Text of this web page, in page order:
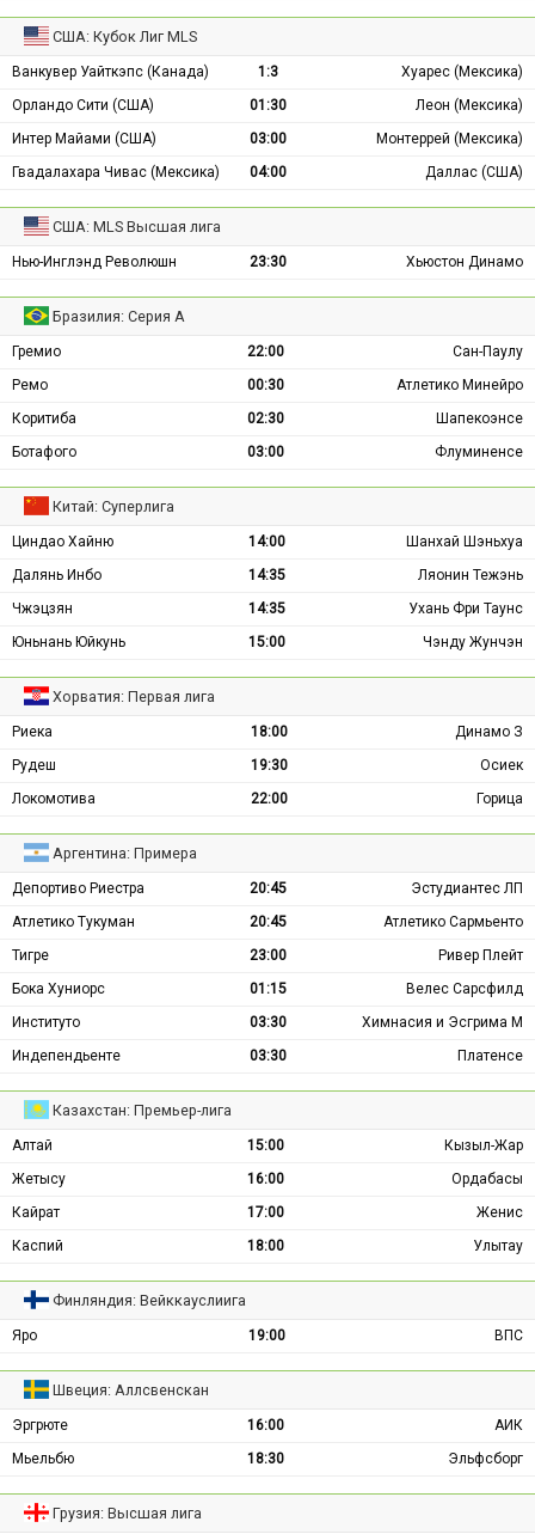
США: Кубок Лиг MLS
Ванкувер Уайткэпс (Канада) 1:3
Хуарес (Мексика)
Орландо Сити (США)
01:30
Леон (Мексика)
Интер Майами (США)
03:00
Монтеррей (Мексика)
Гвадалахара Чивас (Мексика)
04:00 Даллас (США)
США: MLS Высшая лига
Нью-Инглэнд Революшн 23:30 Хьюстон Динамо
Бразилия: Серия А
Гремио 22:00
Сан-Паулу
Ремо
00:30
Атлетико Минейро
Коритиба
02:30
Шапекоэнсе
Ботафого
03:00 Флуминенсе
Китай: Суперлига
Циндао Хайню 14:00
Шанхай Шэньхуа
Далянь Инбо
14:35
Ляонин Тежэнь
Чжэцзян
14:35
Ухань Фри Таунс
Юньнань Юйкунь
15:00 Чэнду Жунчэн
Хорватия: Первая лига
Риека 18:00
Динамо З
Рудеш
19:30
Осиек
Локомотива
22:00 Горица
Аргентина: Примера
Депортиво Риестра 20:45
Эстудиантес ЛП
Атлетико Тукуман
20:45
Атлетико Сармьенто
Тигре
23:00
Ривер Плейт
Бока Хуниорс
01:15
Велес Сарсфилд
Институто
03:30
Химнасия и Эсгрима М
Индепендьенте
03:30 Платенсе
Казахстан: Премьер-лига
Алтай 15:00
Кызыл-Жар
Жетысу
16:00
Ордабасы
Кайрат
17:00
Женис
Каспий
18:00 Улытау
Финляндия: Вейккауслиига
Яро 19:00 ВПС
Швеция: Аллсвенскан
Эргрюте 16:00
АИК
Мьельбю
18:30 Эльфсборг
Грузия: Высшая лига